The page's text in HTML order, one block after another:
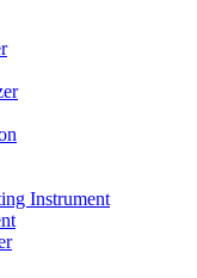
Instrument